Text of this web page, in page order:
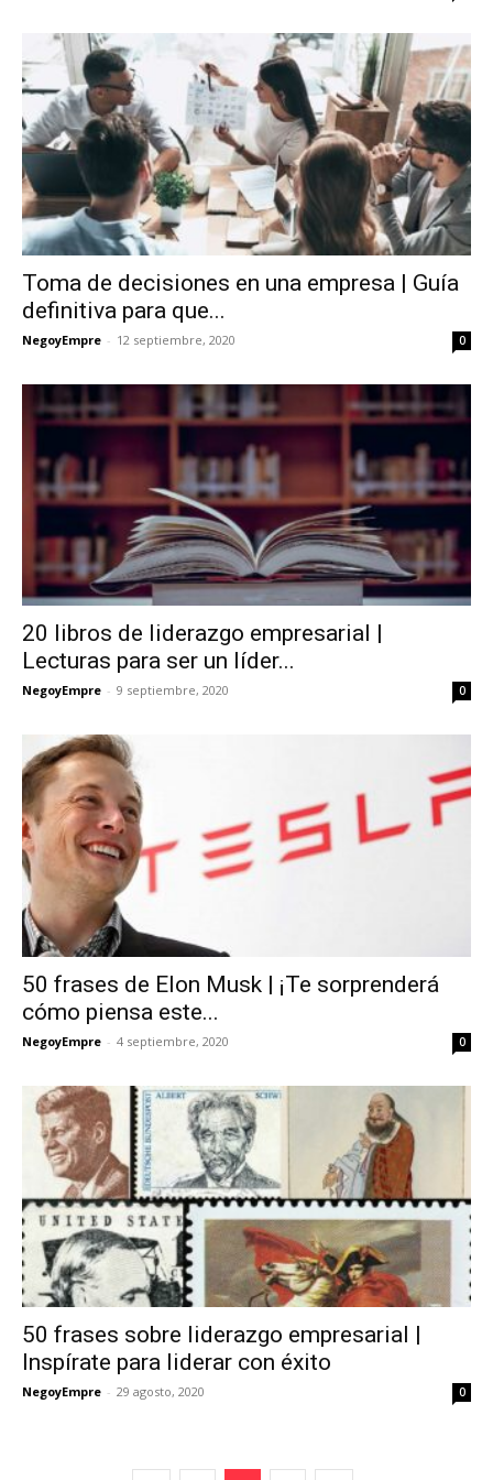
Toma de decisiones en una empresa | Guía
definitiva para que...
NegoyEmpre - 12 septiembre, 2020 0
20 libros de liderazgo empresarial |
Lecturas para ser un líder...
NegoyEmpre - 9 septiembre, 2020 0
50 frases de Elon Musk | ¡Te sorprenderá
cómo piensa este...
NegoyEmpre - 4 septiembre, 2020 0
50 frases sobre liderazgo empresarial |
Inspírate para liderar con éxito
NegoyEmpre - 29 agosto, 2020 0